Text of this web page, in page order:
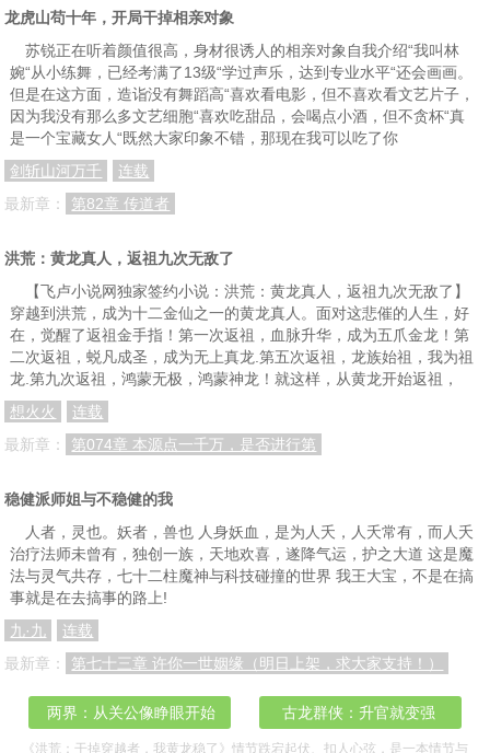
龙虎山苟十年，开局干掉相亲对象
苏锐正在听着颜值很高，身材很诱人的相亲对象自我介绍“我叫林
婉“从小练舞，已经考满了13级“学过声乐，达到专业水平“还会画画。
但是在这方面，造诣没有舞蹈高“喜欢看电影，但不喜欢看文艺片子，
因为我没有那么多文艺细胞“喜欢吃甜品，会喝点小酒，但不贪杯“真
是一个宝藏女人“既然大家印象不错，那现在我可以吃了你
剑斩山河万千
连载
最新章：
第82章 传道者
洪荒：黄龙真人，返祖九次无敌了
【飞卢小说网独家签约小说：洪荒：黄龙真人，返祖九次无敌了】
穿越到洪荒，成为十二金仙之一的黄龙真人。面对这悲催的人生，好
在，觉醒了返祖金手指！第一次返祖，血脉升华，成为五爪金龙！第
二次返祖，蜕凡成圣，成为无上真龙.第五次返祖，龙族始祖，我为祖
龙.第九次返祖，鸿蒙无极，鸿蒙神龙！就这样，从黄龙开始返祖，
想火火
连载
最新章：
第074章 本源点一千万，是否进行第
稳健派师姐与不稳健的我
人者，灵也。妖者，兽也 人身妖血，是为人夭，人夭常有，而人夭
治疗法师未曾有，独创一族，天地欢喜，遂降气运，护之大道 这是魔
法与灵气共存，七十二柱魔神与科技碰撞的世界 我王大宝，不是在搞
事就是在去搞事的路上!
九·九
连载
最新章：
第七十三章 许你一世姻缘（明日上架，求大家支持！）
两界：从关公像睁眼开始 古龙群侠：升官就变强
《洪荒：干掉穿越者，我黄龙稳了》情节跌宕起伏、扣人心弦，是一本情节与